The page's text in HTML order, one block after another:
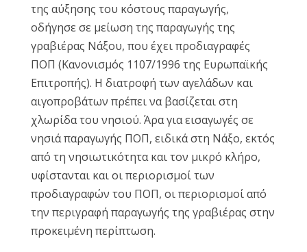
της αύξησης του κόστους παραγωγής,
οδήγησε σε μείωση της παραγωγής της
γραβιέρας Νάξου, που έχει προδιαγραφές
ΠΟΠ (Κανονισμός 1107/1996 της Ευρωπαϊκής
Επιτροπής). Η διατροφή των αγελάδων και
αιγοπροβάτων πρέπει να βασίζεται στη
χλωρίδα του νησιού. Άρα για εισαγωγές σε
νησιά παραγωγής ΠΟΠ, ειδικά στη Νάξο, εκτός
από τη νησιωτικότητα και τον μικρό κλήρο,
υφίστανται και οι περιορισμοί των
προδιαγραφών του ΠΟΠ, οι περιορισμοί από
την περιγραφή παραγωγής της γραβιέρας στην
προκειμένη περίπτωση.